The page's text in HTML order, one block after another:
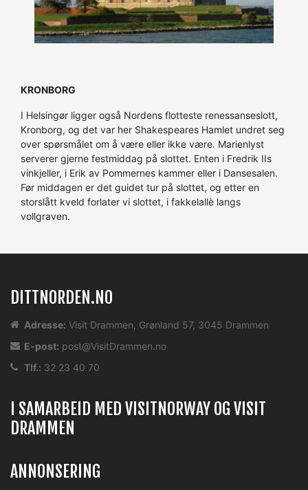
KRONBORG
I Helsingør ligger også Nordens flotteste renessanseslott,
Kronborg, og det var her Shakespeares Hamlet undret seg
over spørsmålet om å være eller ikke være. Marienlyst
serverer gjerne festmiddag på slottet. Enten i Fredrik IIs
vinkjeller, i Erik av Pommernes kammer eller i Dansesalen.
Før middagen er det guidet tur på slottet, og etter en
storslått kveld forlater vi slottet, i fakkelallè langs
vollgraven.
DITTNORDEN.NO
Adresse: Visit Drammen, Grønland 57, 3045 Drammen
E-post: post@VisitDrammen.no
Tlf.: 32 23 40 70
I SAMARBEID MED VISITNORWAY OG VISIT
DRAMMEN
ANNONSERING